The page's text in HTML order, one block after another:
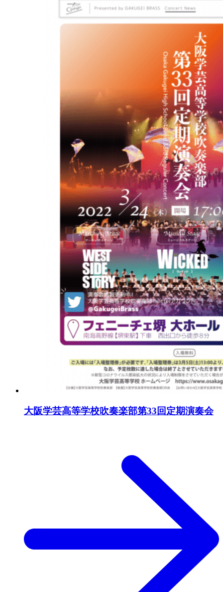
大阪学芸高等学校吹奏楽部第33回定期演奏会